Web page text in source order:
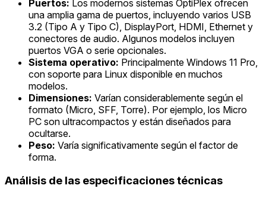
Puertos: Los modernos sistemas OptiPlex ofrecen
una amplia gama de puertos, incluyendo varios USB
3.2 (Tipo A y Tipo C), DisplayPort, HDMI, Ethernet y
conectores de audio. Algunos modelos incluyen
puertos VGA o serie opcionales.
Sistema operativo: Principalmente Windows 11 Pro,
con soporte para Linux disponible en muchos
modelos.
Dimensiones: Varían considerablemente según el
formato (Micro, SFF, Torre). Por ejemplo, los Micro
PC son ultracompactos y están diseñados para
ocultarse.
Peso: Varía significativamente según el factor de
forma.
Análisis de las especificaciones técnicas